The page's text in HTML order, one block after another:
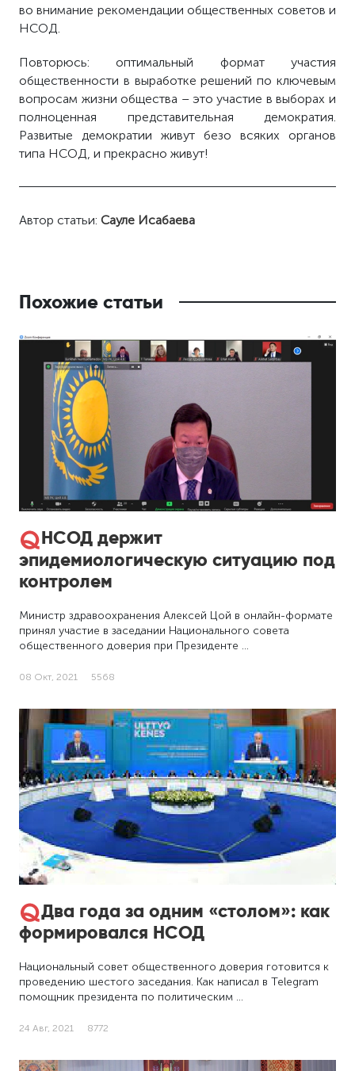
во внимание рекомендации общественных советов и
НСОД.
Повторюсь: оптимальный формат участия
общественности в выработке решений по ключевым
вопросам жизни общества – это участие в выборах и
полноценная представительная демократия.
Развитые демократии живут безо всяких органов
типа НСОД, и прекрасно живут!
Автор статьи:Сауле Исабаева
Похожие статьи
НСОД держит
эпидемиологическую ситуацию под
контролем
Министр здравоохранения Алексей Цой в онлайн-формате
принял участие в заседании Национального совета
общественного доверия при Президенте …
08 Окт, 2021 5568
Два года за одним «столом»: как
формировался НСОД
Национальный совет общественного доверия готовится к
проведению шестого заседания. Как написал в Telegram
помощник президента по политическим …
24 Авг, 2021 8772